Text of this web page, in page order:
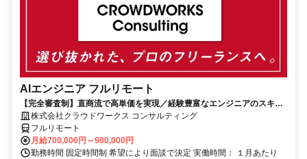
AIエンジニア フルリモート
【完全審査制】直商流で高単価を実現／経験豊富なエンジニアのスキル
に合致した案件を多数保有
株式会社クラウドワークス コンサルティング
フルリモート
月給700,000円～900,000円
勤務時間 固定時間制 希望により面談で決定 実働時間： １月あたり